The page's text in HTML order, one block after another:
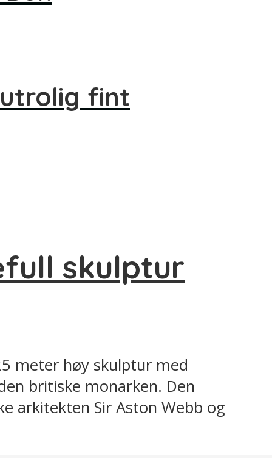
fint
skulptur
meter høy skulptur med
britiske monarken. Den
arkitekten Sir Aston Webb og